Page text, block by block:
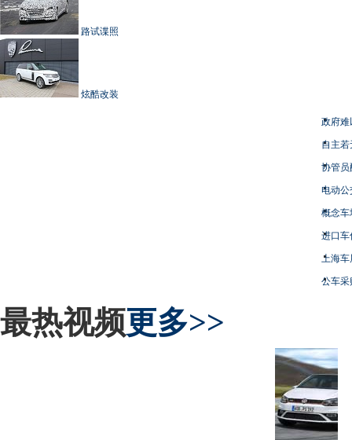
路试谍照
炫酷改装
政府难
自主
协管员
电动
概念车
进口车
上海
公车采
最热视频更多>>